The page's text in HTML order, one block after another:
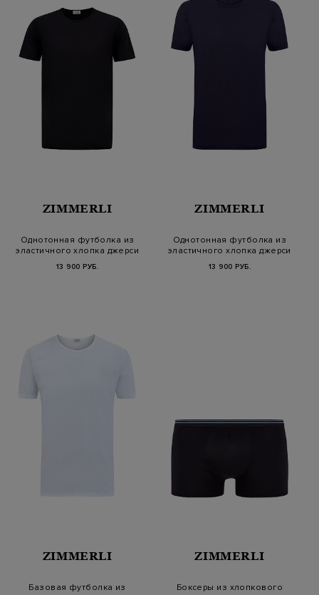
ZIMMERLI
Однотонная футболка из
эластичного хлопка джерси
13 900 РУБ.
ZIMMERLI
Однотонная футболка из
эластичного хлопка джерси
13 900 РУБ.
ZIMMERLI
Базовая футболка из
ZIMMERLI
Боксеры из хлопкового